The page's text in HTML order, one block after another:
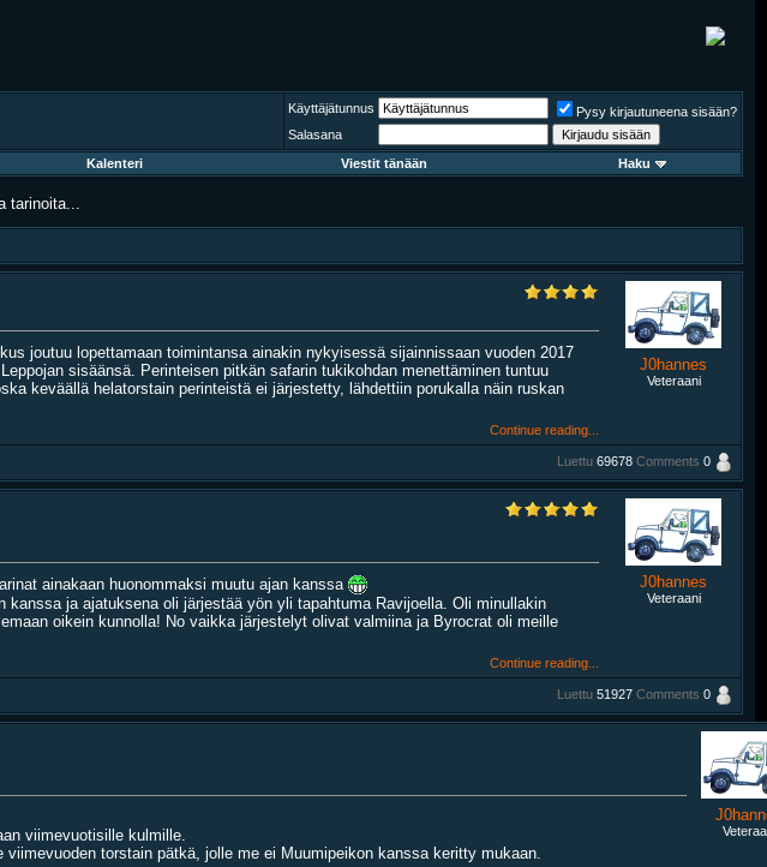
Käyttäjätunnus
Pysy kirjautuneena sisään?
Salasana
Kalenteri Viestit tänään Haku
tarinoita...
joutuu lopettamaan toimintansa ainakin nykyisessä sijainnissaan vuoden 2017
sisäänsä. Perinteisen pitkän safarin tukikohdan menettäminen tuntuu
keväällä helatorstain perinteistä ei järjestetty, lähdettiin porukalla näin ruskan
Continue reading...
J0hannes
Veteraani
Luettu 69678 Comments 0
ainakaan huonommaksi muutu ajan kanssa
ja ajatuksena oli järjestää yön yli tapahtuma Ravijoella. Oli minullakin
oikein kunnolla! No vaikka järjestelyt olivat valmiina ja Byrocrat oli meille
Continue reading...
J0hannes
Veteraani
Luettu 51927 Comments 0
viimevuotisille kulmille.
torstain pätkä, jolle me ei Muumipeikon kanssa keritty mukaan.